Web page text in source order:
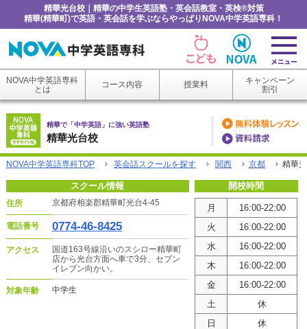
精華光台校｜精華の中学生英語塾・英会話教室・英検®対策
精華(精華町)で英語・英会話を学ぶならやっぱりNOVA中学英語専科！
NOVA中学英語専科
とは
コース内容 授業料
キャンペーン
割引
精華光台校
精華で「中学英語」に強い英語塾
NOVA中学英語専科TOP 英会話スクールを探す 関西 京都 精華
スクール情報
住所 京都府相楽郡精華町光台4-45
電話番号 0774-46-8425
アクセス
国道163号線沿いのスシロー精華町
店から光台方面へ車で3分、セブン
イレブン向かい。
対象年齢 中学生
開校時間
月
16:00-22:00
火
16:00-22:00
水
16:00-22:00
木
16:00-22:00
金
16:00-22:00
土
休
日
休